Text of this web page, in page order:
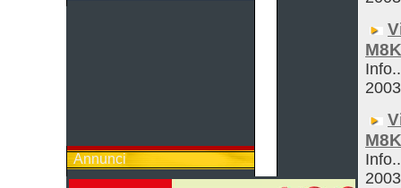
Annunci
2003
2003